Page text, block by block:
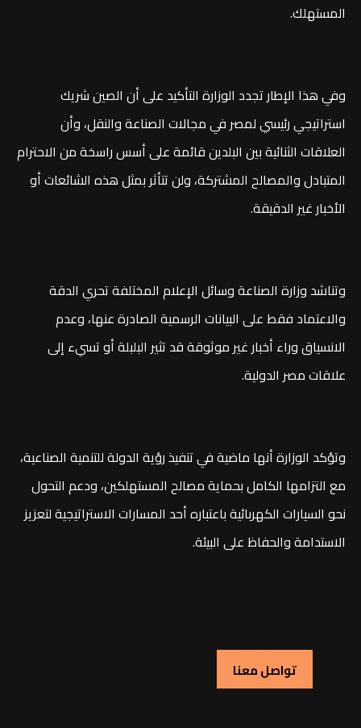
المستهلك.
وفي هذا الإطار تجدد الوزارة التأكيد على أن الصين شريك
استراتيجي رئيسي لمصر في مجالات الصناعة والنقل، وأن
العلاقات الثنائية بين البلدين قائمة على أسس راسخة من الاحترام
المتبادل والمصالح المشتركة، ولن تتأثر بمثل هذه الشائعات أو
الأخبار غير الدقيقة.
وتناشد وزارة الصناعة وسائل الإعلام المختلفة تحري الدقة
والاعتماد فقط على البيانات الرسمية الصادرة عنها، وعدم
الانسياق وراء أخبار غير موثوقة قد تثير البلبلة أو تسيء إلى
علاقات مصر الدولية.
وتؤكد الوزارة أنها ماضية في تنفيذ رؤية الدولة للتنمية الصناعية،
مع التزامها الكامل بحماية مصالح المستهلكين، ودعم التحول
نحو السيارات الكهربائية باعتباره أحد المسارات الاستراتيجية لتعزيز
الاستدامة والحفاظ على البيئة.
تواصل معنا